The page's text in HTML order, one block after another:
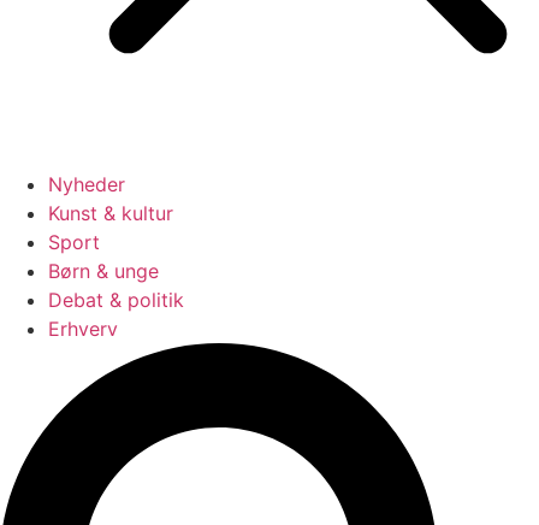
Nyheder
Kunst & kultur
Sport
Børn & unge
Debat & politik
Erhverv